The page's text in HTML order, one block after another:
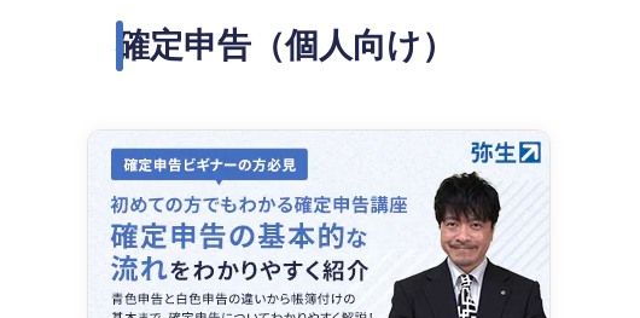
確定申告（個人向け）